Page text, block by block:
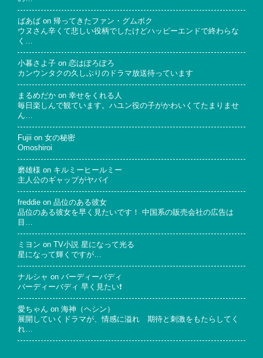
ばあば on 帰ってきたファン・グムボク
ウヌさん辛くて悲しい役柄でしたけどハッピーエンドで終わらな
く…
小暮さよ子 on 恋はぽろぽろ
カンウンタクの久しぶりのドラマ放送待っています
まるめだか on 幸せをくれる人
毎日楽しんで観ています。ハユン役の子がかわいくてたまりませ
ん…
Fujii on 女の秘密
Omoshiroi
磨雄様 on キルミーヒールミー
主人公のギャップがヤバイ
freddie on 品位のある彼女
品位のある彼女を早く見たいです！ 中国系の販売会社の広告は
目…
ミヨン on
TV小説 星になって光る
星になって輝くですが…
ナルシャ on バーディーバディ
バーディーバディ 早く見たい❗
愛ちゃん on 海神（ヘシン）
展開していくドラマが、情感に溢れ 期待と刺激をもたらしてく
れ…